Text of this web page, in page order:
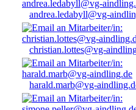
andrea.ledabyll@vg-
christian.lottes@vg-
harald.marb@vg-